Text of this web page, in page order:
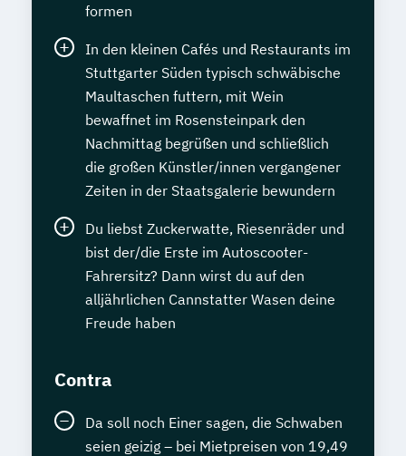
formen
In den kleinen Cafés und Restaurants im
Stuttgarter Süden typisch schwäbische
Maultaschen futtern, mit Wein
bewaffnet im Rosensteinpark den
Nachmittag begrüßen und schließlich
die großen Künstler/innen vergangener
Zeiten in der Staatsgalerie bewundern
Du liebst Zuckerwatte, Riesenräder und
bist der/die Erste im Autoscooter-
Fahrersitz? Dann wirst du auf den
alljährlichen Cannstatter Wasen deine
Freude haben
Contra
Da soll noch Einer sagen, die Schwaben
seien geizig – bei Mietpreisen von 19,49